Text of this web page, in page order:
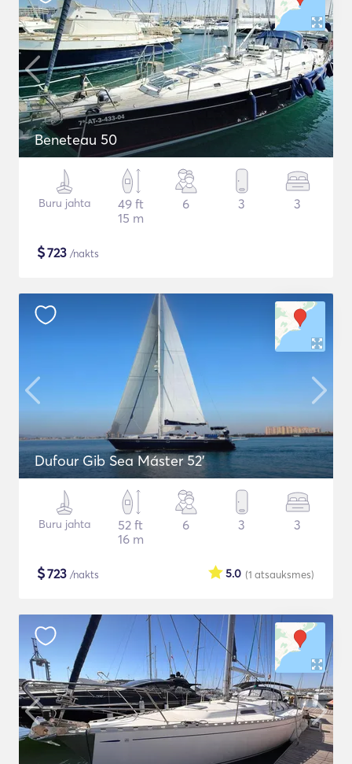
Beneteau 50
Buru jahta
49 ft
15 m
6 3 3
$723 /nakts
Dufour Gib Sea Máster 52’
Buru jahta
52 ft
16 m
6 3 3
$723 /nakts (1 atsauksmes)
5.0